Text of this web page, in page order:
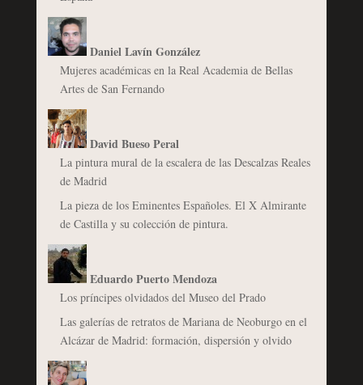
Daniel Lavín González
Mujeres académicas en la Real Academia de Bellas
Artes de San Fernando
David Bueso Peral
La pintura mural de la escalera de las Descalzas Reales
de Madrid
La pieza de los Eminentes Españoles. El X Almirante
de Castilla y su colección de pintura.
Eduardo Puerto Mendoza
Los príncipes olvidados del Museo del Prado
Las galerías de retratos de Mariana de Neoburgo en el
Alcázar de Madrid: formación, dispersión y olvido